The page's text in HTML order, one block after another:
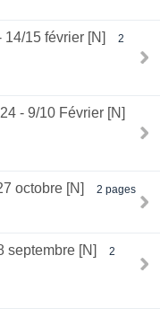
15 février [N]
2
- 9/10 Février [N]
octobre [N] 2 pages
septembre [N]
2